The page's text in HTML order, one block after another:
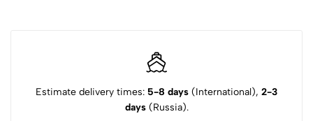
Estimate delivery times: 5-8 days (International), 2-3
days(Russia).